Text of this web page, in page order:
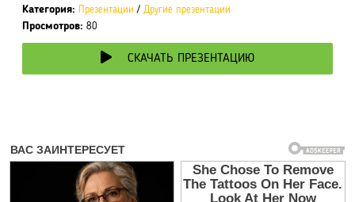
Категория: Презентации / Другие презентации
Просмотров: 80
СКАЧАТЬ ПРЕЗЕНТАЦИЮ